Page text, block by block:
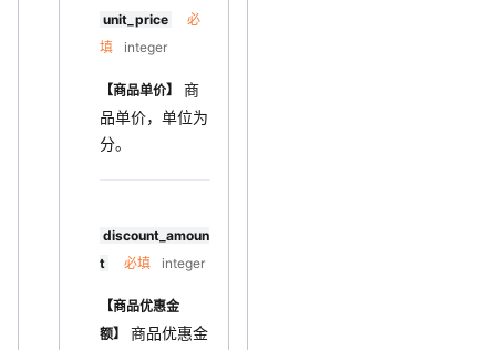
unit_price
必
填
integer
【商品单价】
商
品单价，单位为
分。
discount_amoun
t
必填 integer
【商品优惠金
额】
商品优惠金